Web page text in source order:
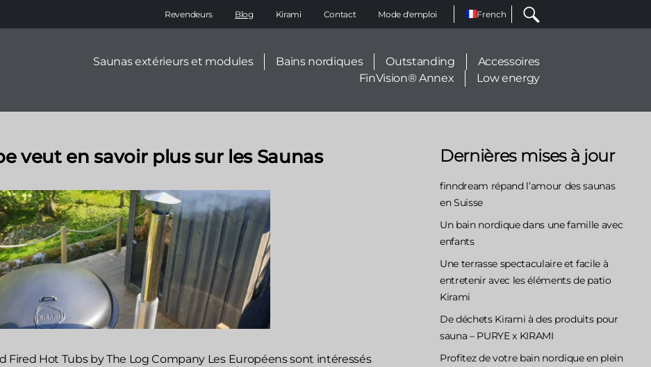
Main
Revendeurs Blog Kirami Contact Mode d'emploi
Select
your
Secondary
Saunas extérieurs et modules Bains nordiques Outstanding
Accessoires
FinVision® Annex
Low energy
veut en savoir plus sur les Saunas
Fired Hot Tubs by The Log Company Les Européens sont intéressés
Dernières mises à jour
finndream répand l’amour des saunas
en Suisse
Un bain nordique dans une famille avec
enfants
Une terrasse spectaculaire et facile à
entretenir avec les éléments de patio
Kirami
De déchets Kirami à des produits pour
sauna – PURYE x KIRAMI
Profitez de votre bain nordique en plein